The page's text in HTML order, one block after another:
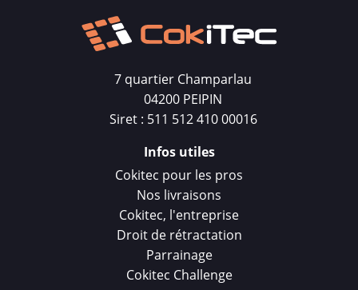
7 quartier Champarlau
04200 PEIPIN
Siret : 511 512 410 00016
Infos utiles
Cokitec pour les pros
Nos livraisons
Cokitec, l'entreprise
Droit de rétractation
Parrainage
Cokitec Challenge